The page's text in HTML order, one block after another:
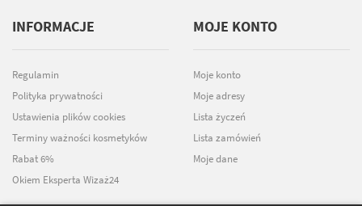
INFORMACJE
Regulamin
Polityka prywatności
Ustawienia plików cookies
Terminy ważności kosmetyków
Rabat 6%
Okiem Eksperta Wizaż24
MOJE KONTO
Moje konto
Moje adresy
Lista życzeń
Lista zamówień
Moje dane